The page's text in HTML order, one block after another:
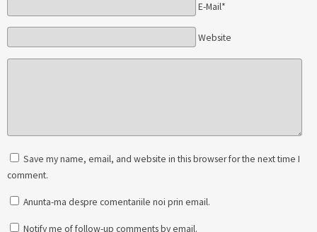
E-Mail*
Website
Save my name, email, and website in this browser for the next time I
comment.
Anunta-ma despre comentariile noi prin email.
Notify me of follow-up comments by email.